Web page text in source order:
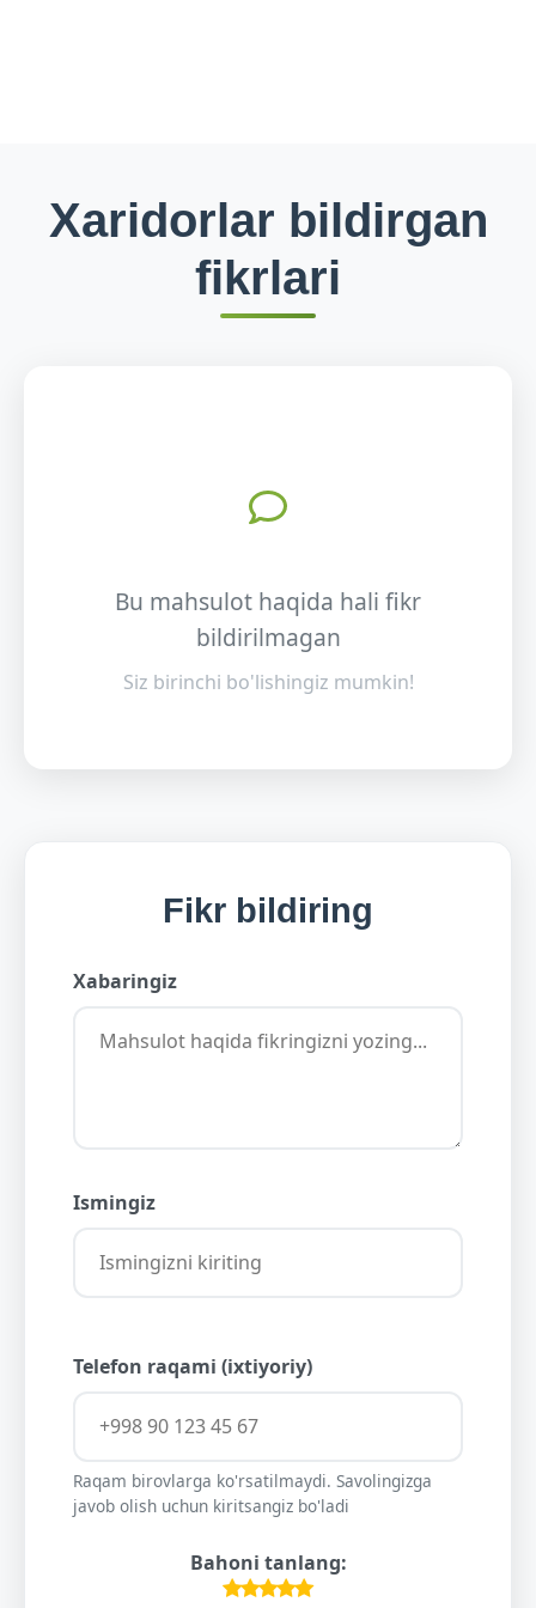
Xaridorlar bildirgan
fikrlari
Bu mahsulot haqida hali fikr
bildirilmagan
Siz birinchi bo'lishingiz mumkin!
Fikr bildiring
Xabaringiz
Ismingiz
Telefon raqami (ixtiyoriy)
Raqam birovlarga ko'rsatilmaydi. Savolingizga
javob olish uchun kiritsangiz bo'ladi
Bahoni tanlang: